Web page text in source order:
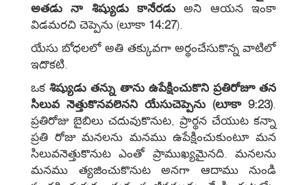
అతడు నా శిష్యుడు కానేరడు అని ఆయన ఇంకా
విడమరచి చెప్పెను (లూకా 14:27).
యేసు బోధలలో అతి తక్కువగా అర్థంచేసుకొన్న వాటిలో
ఇదొకటి.
ఒకశిష్యుడు తన్ను తాను ఉపేక్షించుకొని ప్రతిరోజూ తన
సిలువ నెత్తుకొనవలెనని యేసుచెప్పెను (లూకా 9:23)
ప్రతిరోజు బైబిలు చదువుకొనుట, ప్రార్థన చేయుట కన్నా
ప్రతి రోజు మనలను మనము ఉపేక్షించుకుంటూ మన
సిలువనెత్తుకొనుట ఎంతో ప్రాముఖ్యమైనది. మనలను
మనము త్యజించుకొనుట అనగా ఆదాము నుండి